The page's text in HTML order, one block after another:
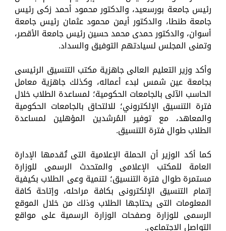
رئيس جامعة بورسعيد، والدكتور محمود أحمد زكى رئيس
جامعة طنطا، والدكتور أيمن محمود عثمان رئيس جامعة
أسوان، والدكتور حمدى محمد حسين رئيس جامعة الأقصر،
وتمنى المجلس لسيادتهم التوفيق والسداد.
وأكد وزير التعليم العالى جاهزية مكتب التنسيق الرئيسى
بجامعة عين شمس لبدء أعماله، وكذلك جاهزية معامل
الحاسب الآلى بالجامعات الحكومية؛ لمساعدة الطلاب خلال
فترة التنسيق الإلكتروني؛ للالتحاق بالجامعات الحكومية
والمعاهد، مع توفير المُرشدين المؤهلين لمساعدة
الطلاب طوال فترة التنسيق.
كما أكد الوزير أن الحملة الإعلامية التى تُقدمها الإدارة
العامة للمكتب الإعلامى والمتحدث الرسمى للوزارة
مستمرة طوال فترة التنسيق؛ لتنمية وعى الطلاب بكيفية
إتمام التنسيق الإلكترونى بكافة مراحله، وإتاحة كافة
المعلومات التى يحتاجها الطلاب وذلك من خلال الموقع
الرسمى للوزارة وصفحات الوزارة الرسمية على مواقع
التواصل الاجتماعي.